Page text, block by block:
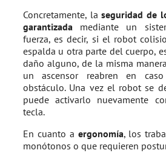
Concretamente, laseguridad de
garantizada mediante un
fuerza, es decir, si el robot
espalda u otra parte del cuerpo,
daño alguno, de la misma
un ascensor reabren en
obstáculo. Una vez el robot se
puede activarlo nuevamente
tecla.
En cuanto a ergonomía, los
monótonos o que requieren